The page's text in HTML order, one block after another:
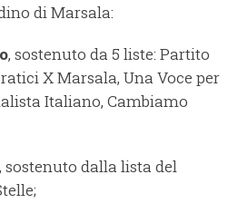
di Marsala:
, sostenuto da 5 liste: Partito
X Marsala, Una Voce per
Italiano, Cambiamo
, sostenuto dalla lista del